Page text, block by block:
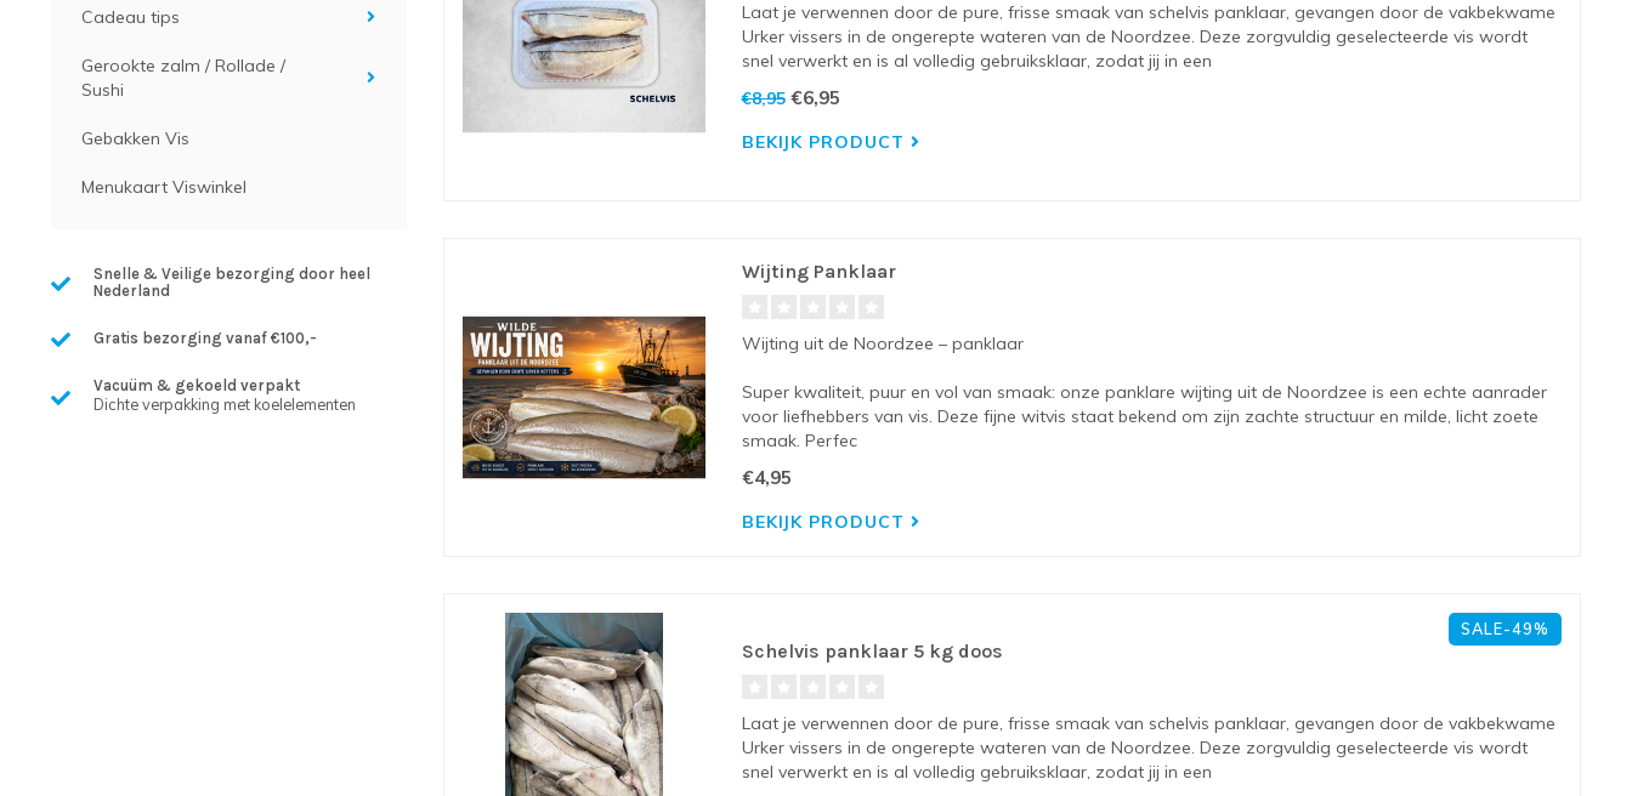
Cadeau tips
Gerookte zalm / Rollade /
Sushi
Gebakken Vis
Menukaart Viswinkel
Snelle & Veilige bezorging door heel
Nederland
Gratis bezorging vanaf €100,-
Vacuüm & gekoeld verpakt
Dichte verpakking met koelelementen
Laat je verwennen door de pure, frisse smaak van schelvis panklaar, gevangen door de vakbekwame
Urker vissers in de ongerepte wateren van de Noordzee. Deze zorgvuldig geselecteerde vis wordt
snel verwerkt en is al volledig gebruiksklaar, zodat jij in een
€8,95€6,95
BEKIJK PRODUCT
Wijting Panklaar
Wijting uit de Noordzee – panklaar
Super kwaliteit, puur en vol van smaak: onze panklare wijting uit de Noordzee is een echte aanrader
voor liefhebbers van vis. Deze fijne witvis staat bekend om zijn zachte structuur en milde, licht zoete
smaak. Perfec
€4,95
BEKIJK PRODUCT
SALE-49%
Schelvis panklaar 5 kg doos
Laat je verwennen door de pure, frisse smaak van schelvis panklaar, gevangen door de vakbekwame
Urker vissers in de ongerepte wateren van de Noordzee. Deze zorgvuldig geselecteerde vis wordt
snel verwerkt en is al volledig gebruiksklaar, zodat jij in een